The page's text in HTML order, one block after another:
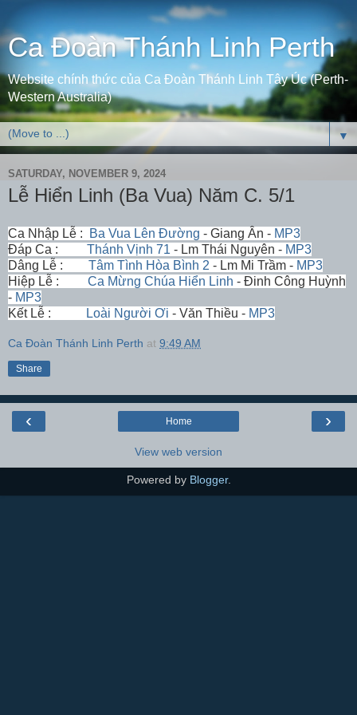
Ca Đoàn Thánh Linh Perth
Website chính thức của Ca Đoàn Thánh Linh Tây Úc (Perth-
Western Australia)
▼
SATURDAY, NOVEMBER 9, 2024
Lễ Hiển Linh (Ba Vua) Năm C. 5/1
Ca Nhập Lễ : Ba Vua Lên Đường - Giang Ân - MP3
Đáp Ca :
Thánh Vịnh 71 - Lm Thái Nguyên - MP3
Dâng Lễ : Tâm Tình Hòa Bình 2 - Lm Mi Trầm - MP3
Hiệp Lễ : Ca Mừng Chúa Hiển Linh - Đinh Công Huỳnh
- MP3
Kết Lễ :
Loài Người Ơi - Văn Thiều - MP3
Ca Đoàn Thánh Linh Perth at 9:49 AM
Share
‹ ›
Home
View web version
Powered by Blogger.